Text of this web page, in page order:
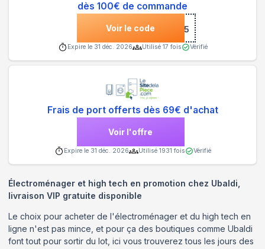
dès 100€ de commande
Voir le code***MO25
Expire le 31 déc. 2026 Utilisé 17 fois Vérifié
Frais de port offerts dès 69€ d'achat
Voir l'offre
Expire le 31 déc. 2026 Utilisé 1931 fois Vérifié
Électroménager et high tech en promotion chez Ubaldi,
livraison VIP gratuite disponible
Le choix pour acheter de l'électroménager et du high tech en
ligne n'est pas mince, et pour ça des boutiques comme Ubaldi
font tout pour sortir du lot, ici vous trouverez tous les jours des